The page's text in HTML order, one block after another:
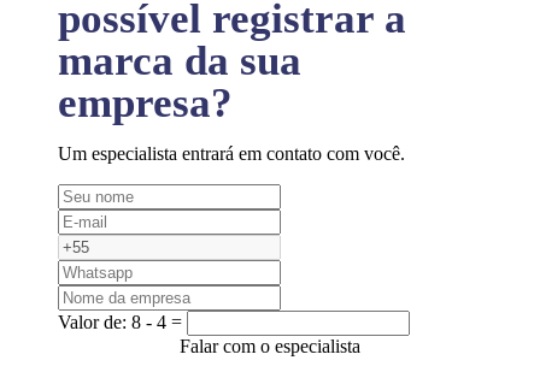
possível registrar a
marca da sua
empresa?
Um especialista entrará em contato com você.
Valor de: 8 - 4 =
Falar com o especialista